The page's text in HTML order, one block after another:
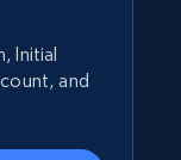
Initial
and